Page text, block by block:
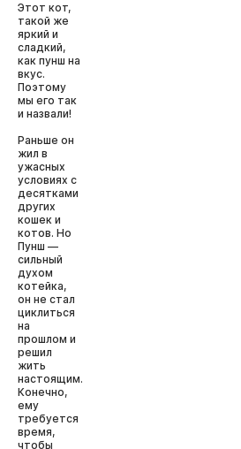
Этот кот,
такой же
яркий и
сладкий,
как пунш на
вкус.
Поэтому
мы его так
и назвали!
Раньше он
жил в
ужасных
условиях с
десятками
других
кошек и
котов. Но
Пунш —
сильный
духом
котейка,
он не стал
циклиться
на
прошлом и
решил
жить
настоящим.
Конечно,
ему
требуется
время,
чтобы